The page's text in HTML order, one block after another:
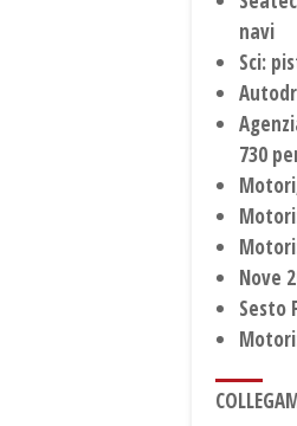
navi
Sci:
730
Nove
Sesto